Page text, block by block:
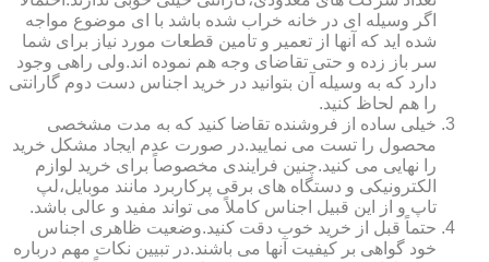
اگر وسیله ای در خانه خراب شده باشد با ای موضوع مواجه
شده اید که آنها از تعمیر و تامین قطعات مورد نیاز برای شما
سر باز زده و حتی تقاضای وجه هم نموده اند.ولی راهی وجود
دارد که به وسیله آن بتوانید در خرید اجناس دست دوم گارانتی
را هم لحاظ کنید.
خیلی ساده از فروشنده تقاضا کنید که به مدت مشخصی
محصول را تست می نمایید.در صورت عدم ایجاد مشکل خرید
را نهایی می کنید.چنین فرایندی مخصوصاً برای خرید لوازم
الکترونیکی و دستگاه های برقی پرکاربرد مانند موبایل،لپ
تاپ و از این قبیل اجناس کاملاً می تواند مفید و عالی باشد.
حتماً قبل از خرید خوب دقت کنید.وضعیت ظاهری اجناس
خود گواهی بر کیفیت آنها می باشند.در تبیین نکات مهم درباره